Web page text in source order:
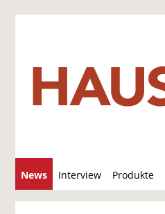
News Interview Produkte